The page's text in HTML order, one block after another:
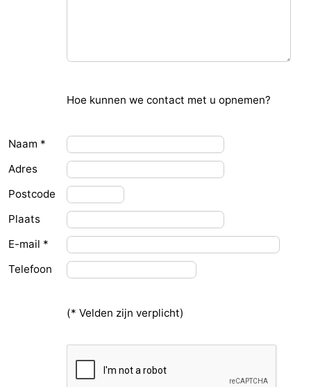
doen
-
Musea
-
Monumenten
Uitkijkpunten
-
Binnenspeeltuinen
Hoe kunnen we contact met u opnemen?
Naam *
Adres
Postcode
Plaats
E-mail *
Telefoon
(* Velden zijn verplicht)